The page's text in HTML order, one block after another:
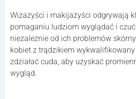
Wizażyści i makijażyści odgrywają
pomaganiu ludziom wyglądać i
niezależnie od ich problemów
kobiet z trądzikiem
zdziałać cuda, aby uzyskać
wygląd.